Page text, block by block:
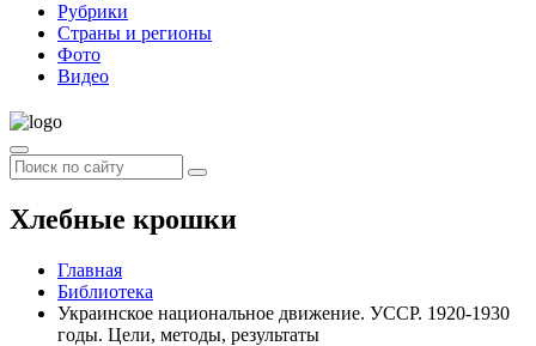
Рубрики
Страны и регионы
Фото
Видео
Хлебные крошки
Главная
Библиотека
Украинское национальное движение. УССР. 1920-1930
годы. Цели, методы, результаты